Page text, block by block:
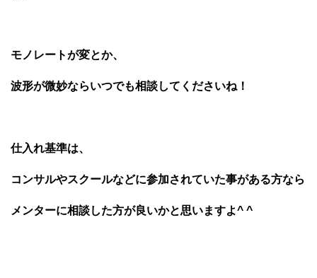
モノレートが変とか、
波形が微妙ならいつでも相談してくださいね！
仕入れ基準は、
コンサルやスクールなどに参加されていた事がある方なら
メンターに相談した方が良いかと思いますよ^ ^